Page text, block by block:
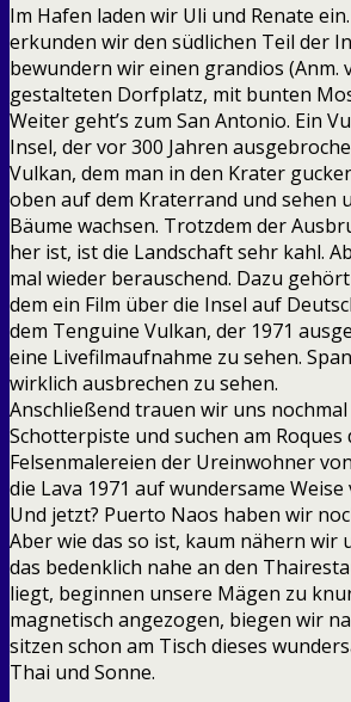
Im Hafen laden wir Uli und Renate
erkunden wir den südlichen Teil der
bewundern wir einen grandios (Anm.
gestalteten Dorfplatz, mit bunten
Weiter geht’s zum San Antonio. Ein
Insel, der vor 300 Jahren
Vulkan, dem man in den Krater
oben auf dem Kraterrand und sehen
Bäume wachsen. Trotzdem der
her ist, ist die Landschaft sehr kahl.
mal wieder berauschend. Dazu
dem ein Film über die Insel auf
dem Tenguine Vulkan, der 1971
eine Livefilmaufnahme zu sehen.
wirklich ausbrechen zu sehen.
Anschließend trauen wir uns
Schotterpiste und suchen am Roques
Felsenmalereien der Ureinwohner
die Lava 1971 auf wundersame Weise
Und jetzt? Puerto Naos haben wir
Aber wie das so ist, kaum nähern wir
das bedenklich nahe an den
liegt, beginnen unsere Mägen zu
magnetisch angezogen, biegen wir
sitzen schon am Tisch dieses
Thai und Sonne.